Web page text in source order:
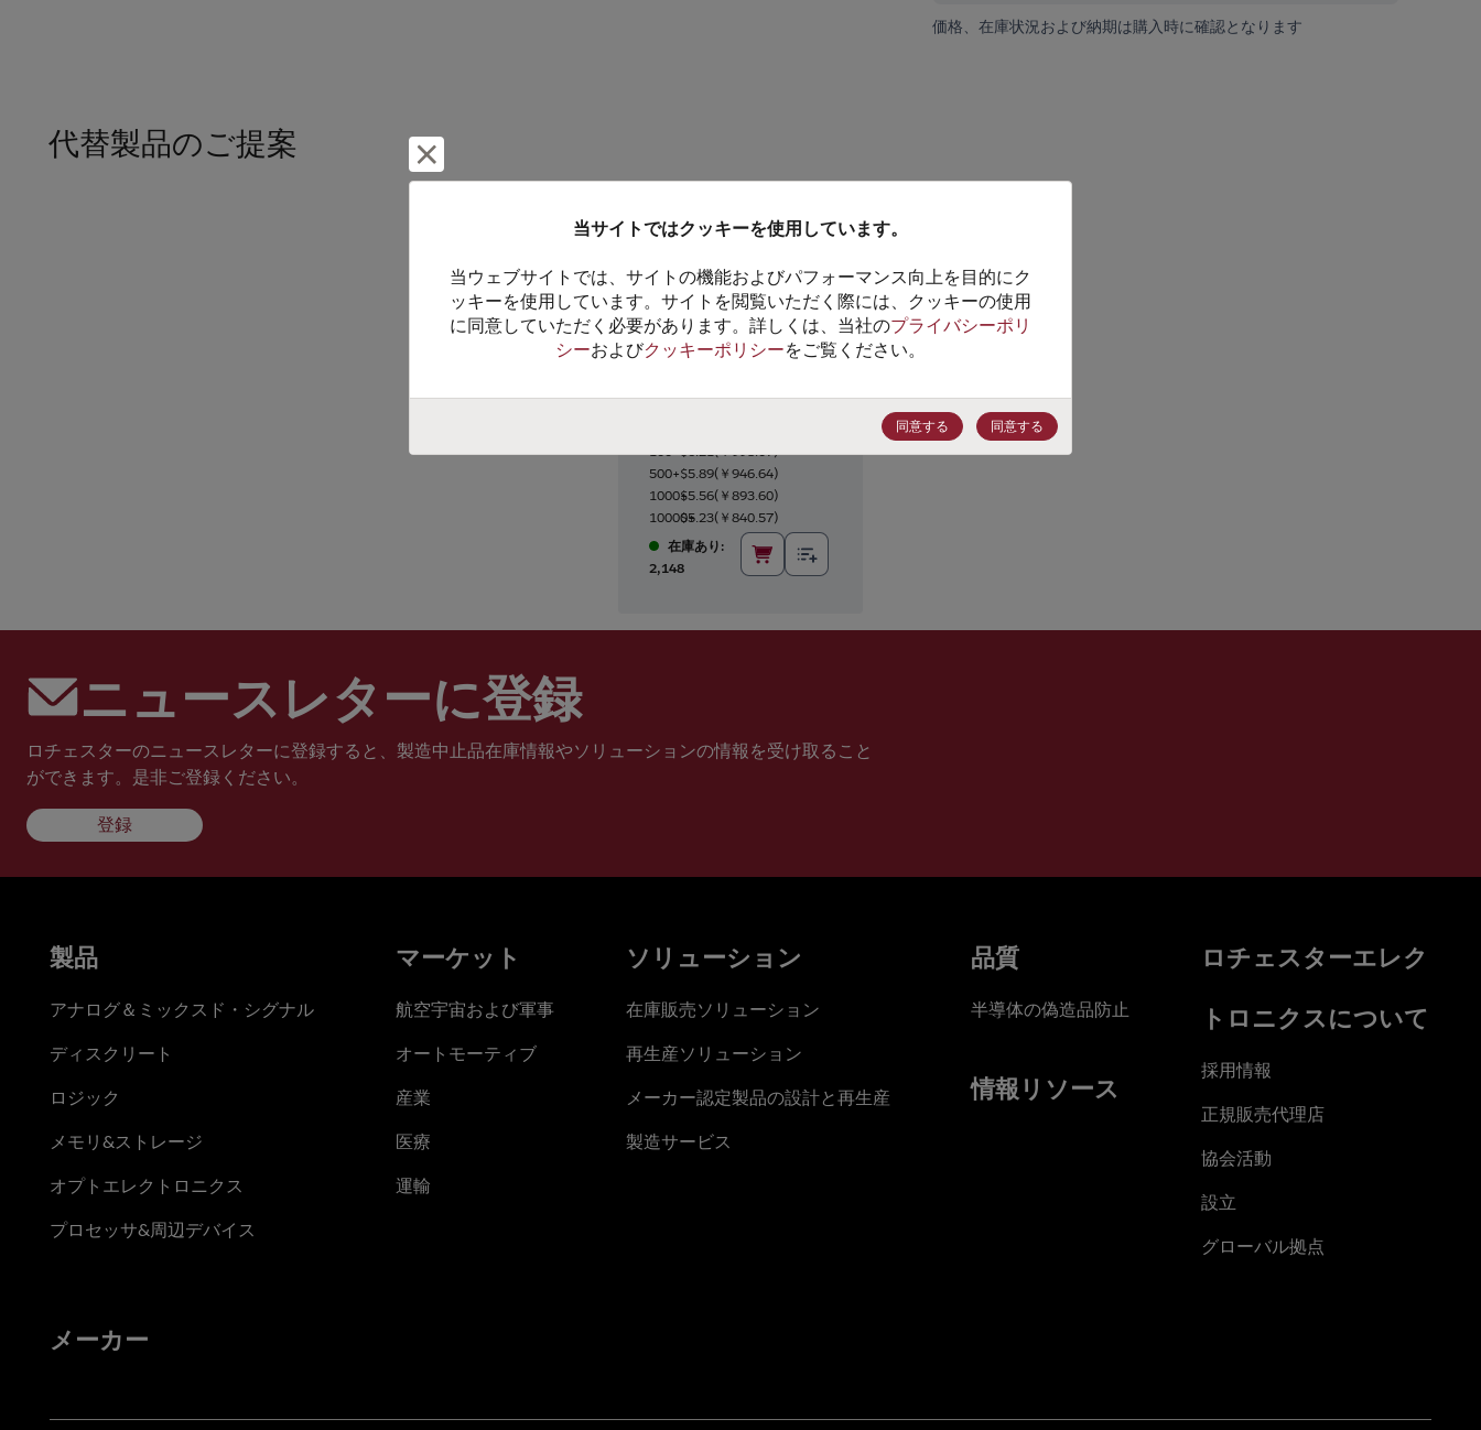
価格、在庫状況および納期は購入時に確認となります
代替製品のご提案
データシート
100+$6.21(￥998.07)
500+$5.89(￥946.64)
1000+$5.56(￥893.60)
10000+$5.23(￥840.57)
在庫あり:
2,148
ニュースレターに登録
ロチェスターのニュースレターに登録すると、製造中止品在庫情報やソリューションの情報を受け取ること
ができます。是非ご登録ください。
登録
当サイトではクッキーを使用しています。
当ウェブサイトでは、サイトの機能およびパフォーマンス向上を目的にク
ッキーを使用しています。サイトを閲覧いただく際には、クッキーの使用
に同意していただく必要があります。詳しくは、当社のプライバシーポリ
シーおよびクッキーポリシーをご覧ください。
同意する 同意する
製品
アナログ＆ミックスド・シグナル
ディスクリート
ロジック
メモリ&ストレージ
オプトエレクトロニクス
プロセッサ&周辺デバイス
マーケット
航空宇宙および軍事
オートモーティブ
産業
医療
運輸
ソリューション
在庫販売ソリューション
再生産ソリューション
メーカー認定製品の設計と再生産
製造サービス
品質
半導体の偽造品防止
情報リソース
ロチェスターエレク
トロニクスについて
採用情報
正規販売代理店
協会活動
設立
グローバル拠点
メーカー